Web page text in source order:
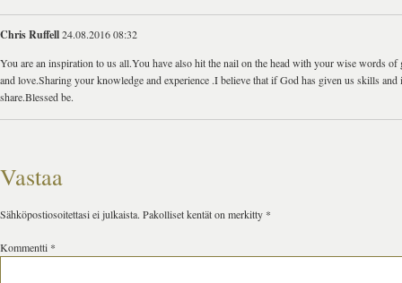
Chris Ruffell24.08.2016 08:32
You are an inspiration to us all.You have also hit the nail on the head with your wise words
and love.Sharing your knowledge and experience .I believe that if God has given us skills
share.Blessed be.
Vastaa
Sähköpostiosoitettasi ei julkaista. Pakolliset kentät on merkitty *
Kommentti *